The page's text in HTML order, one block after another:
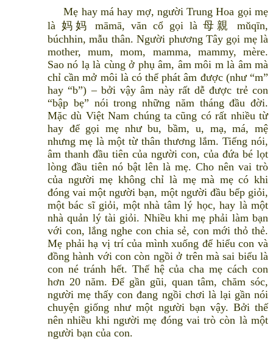
Mẹ hay má hay mợ, người Trung Hoa gọi mẹ
là 妈妈 māmā, văn cổ gọi là 母親 mǔqīn,
búchhin, mẫu thân. Người phương Tây gọi mẹ là
mother, mum, mom, mamma, mammy, mère.
Sao nó lạ là cùng ở phụ âm, âm môi m là âm mà
chỉ cần mở môi là có thể phát âm được (như “m”
hay “b”) – bởi vậy âm này rất dễ được trẻ con
“bập bẹ” nói trong những năm tháng đầu đời.
Mặc dù Việt Nam chúng ta cũng có rất nhiều từ
hay để gọi mẹ như bu, bầm, u, mạ, má, mệ
nhưng mẹ là một từ thân thương lắm. Tiếng nói,
âm thanh đầu tiên của người con, của đứa bé lọt
lòng đầu tiên nó bật lên là mẹ. Cho nên vai trò
của người mẹ không chỉ là mẹ mà mẹ có khi
đóng vai một người bạn, một người đầu bếp giỏi,
một bác sĩ giỏi, một nhà tâm lý học, hay là một
nhà quản lý tài giỏi. Nhiều khi mẹ phải làm bạn
với con, lắng nghe con chia sẻ, con mới thỏ thẻ.
Mẹ phải hạ vị trí của mình xuống để hiểu con và
đồng hành với con còn ngồi ở trên mà sai biểu là
con né tránh hết. Thế hệ của cha mẹ cách con
hơn 20 năm. Để gần gũi, quan tâm, chăm sóc,
người mẹ thấy con đang ngồi chơi là lại gần nói
chuyện giống như một người bạn vậy. Bởi thế
nên nhiều khi người mẹ đóng vai trò còn là một
người bạn của con.